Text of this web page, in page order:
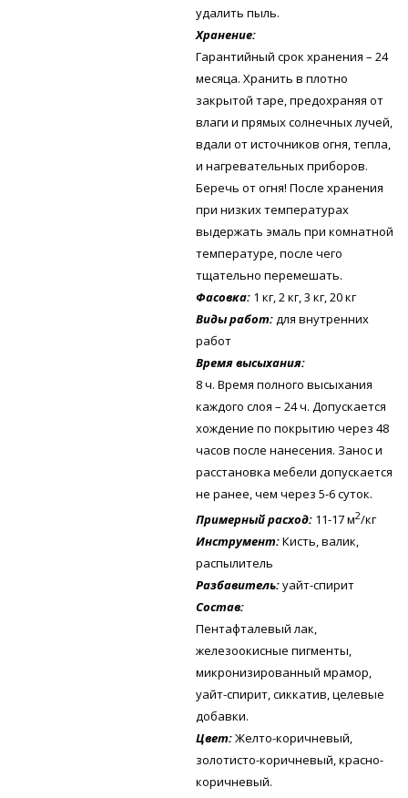
удалить пыль.
Хранение:
Гарантийный срок хранения – 24
месяца. Хранить в плотно
закрытой таре, предохраняя от
влаги и прямых солнечных лучей,
вдали от источников огня, тепла,
и нагревательных приборов.
Беречь от огня! После хранения
при низких температурах
выдержать эмаль при комнатной
температуре, после чего
тщательно перемешать.
Фасовка: 1 кг, 2 кг, 3 кг, 20 кг
Виды работ:для внутренних
работ
Время высыхания:
8 ч. Время полного высыхания
каждого слоя – 24 ч. Допускается
хождение по покрытию через 48
часов после нанесения. Занос и
расстановка мебели допускается
не ранее, чем через 5-6 суток.
Примерный расход: 11-17 м2/кг
Инструмент:Кисть, валик,
распылитель
Разбавитель:уайт-спирит
Состав:
Пентафталевый лак,
железоокисные пигменты,
микронизированный мрамор,
уайт-спирит, сиккатив, целевые
добавки.
Цвет:Желто-коричневый,
золотисто-коричневый, красно-
коричневый.